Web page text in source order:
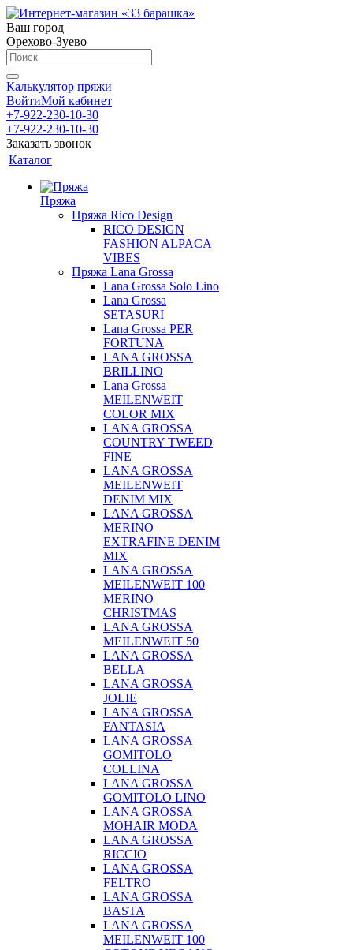
Ваш город
Орехово-Зуево
Калькулятор пряжи
ВойтиМой кабинет
+7-922-230-10-30
+7-922-230-10-30
Заказать звонок
Каталог
Пряжа
Пряжа Rico Design
RICO DESIGN
FASHION ALPACA
VIBES
Пряжа Lana Grossa
Lana Grossa Solo Lino
Lana Grossa
SETASURI
Lana Grossa PER
FORTUNA
LANA GROSSA
BRILLINO
Lana Grossa
MEILENWEIT
COLOR MIX
LANA GROSSA
COUNTRY TWEED
FINE
LANA GROSSA
MEILENWEIT
DENIM MIX
LANA GROSSA
MERINO
EXTRAFINE DENIM
MIX
LANA GROSSA
MEILENWEIT 100
MERINO
CHRISTMAS
LANA GROSSA
MEILENWEIT 50
LANA GROSSA
BELLA
LANA GROSSA
JOLIE
LANA GROSSA
FANTASIA
LANA GROSSA
GOMITOLO
COLLINA
LANA GROSSA
GOMITOLO LINO
LANA GROSSA
MOHAIR MODA
LANA GROSSA
RICCIO
LANA GROSSA
FELTRO
LANA GROSSA
BASTA
LANA GROSSA
MEILENWEIT 100